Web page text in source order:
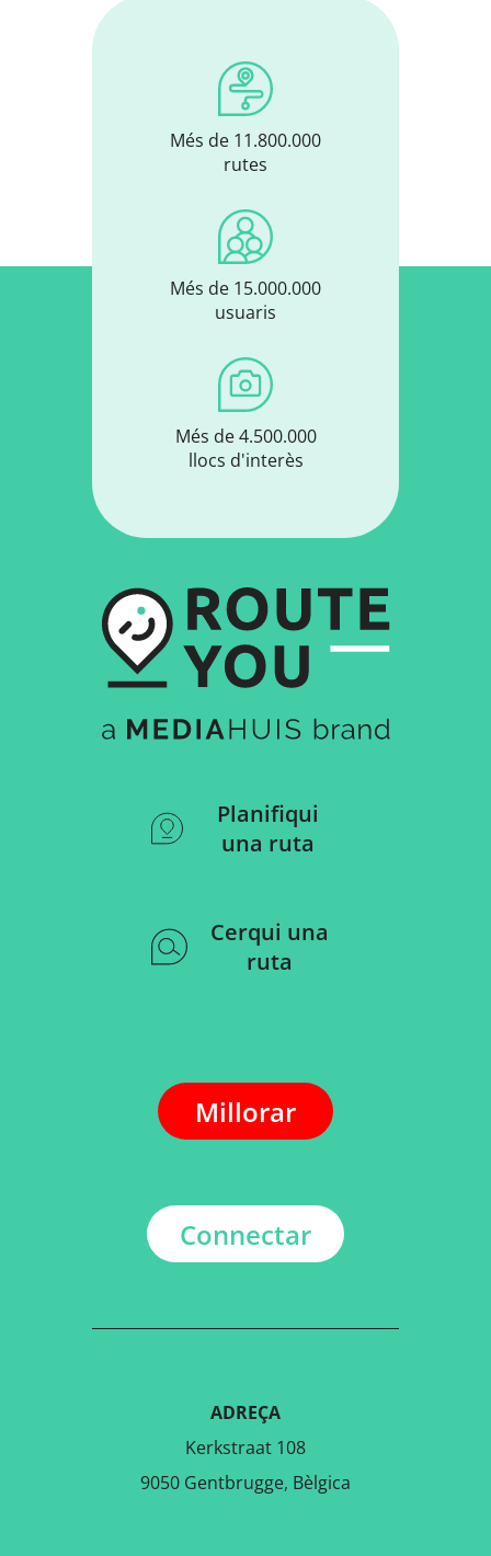
Més de 11.800.000
rutes
Més de 15.000.000
usuaris
Més de 4.500.000
llocs d'interès
Planifiqui
una ruta
Cerqui una
ruta
Millorar
Connectar
ADREÇA
Kerkstraat 108
9050 Gentbrugge, Bèlgica